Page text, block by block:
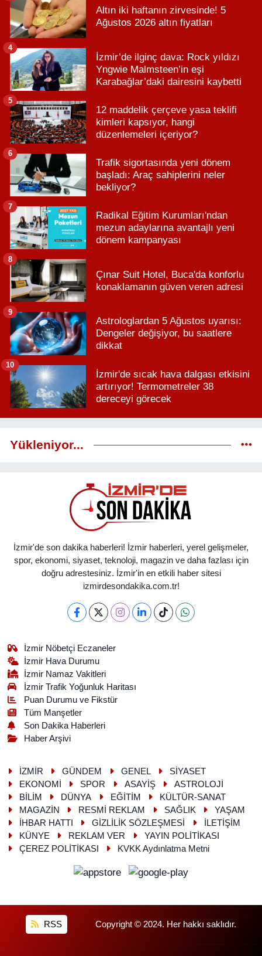
Altın iki haftanın zirvesinde! 5
Ağustos 2026 altın fiyatları
İzmir’de ilginç dava: Rock yıldızı
Yngwie Malmsteen’in eşi
Karabağlar’daki dairesini kaybetti
4
12 maddelik çerçeve yasa teklifi
kimleri kapsıyor, hangi
düzenlemeleri içeriyor?
5
Trafik sigortasında yeni dönem
başladı: Araç sahiplerini neler
bekliyor?
6
Radikal Eğitim Kurumları'ndan
mezun adaylarına avantajlı yeni
dönem kampanyası
7
Çınar Suit Hotel, Buca'da konforlu
konaklamanın güven veren adresi
8
Astrologlardan 5 Ağustos uyarısı:
Dengeler değişiyor, bu saatlere
dikkat
9
İzmir'de sıcak hava dalgası etkisini
artırıyor! Termometreler 38
dereceyi görecek
10
Yükleniyor...
İzmir'de son dakika haberleri! İzmir haberleri, yerel gelişmeler,
spor, ekonomi, siyaset, teknoloji, magazin ve daha fazlası için
doğru adrestesiniz. İzmir'in en etkili haber sitesi
izmirdesondakika.com.tr!
İzmir Nöbetçi Eczaneler
İzmir Hava Durumu
İzmir Namaz Vakitleri
İzmir Trafik Yoğunluk Haritası
Puan Durumu ve Fikstür
Tüm Manşetler
Son Dakika Haberleri
Haber Arşivi
İZMİR GÜNDEM GENEL
SİYASET
EKONOMİ
SPOR ASAYİŞ
ASTROLOJİ
BİLİM
DÜNYA EĞİTİM
KÜLTÜR-SANAT
MAGAZİN
RESMİ REKLAM SAĞLIK
YAŞAM
İHBAR HATTI
GİZLİLİK SÖZLEŞMESİ
İLETİŞİM
KÜNYE
REKLAM VER
YAYIN POLİTİKASI
ÇEREZ POLİTİKASI
KVKK Aydınlatma Metni
RSS Copyright © 2024. Her hakkı saklıdır.